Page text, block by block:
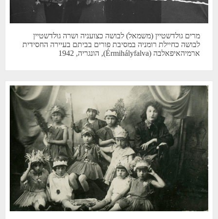
מרים גולדשטיין (משמאל) לבושה כצועניה ושרה גולדשטיין
לבושה כחיילת רומניה במסיבת פורים בביתם בעיירה החסידית
ארמיהאיפאלבה (Érmihályfalva), הונגריה, 1942